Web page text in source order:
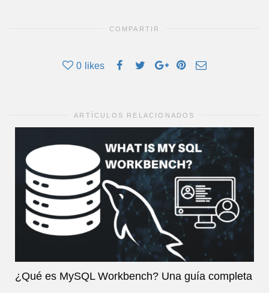
COMPARTIR
0 likes
ARTÍCULOS RELACIONADOS
¿Qué es MySQL Workbench? Una guía completa